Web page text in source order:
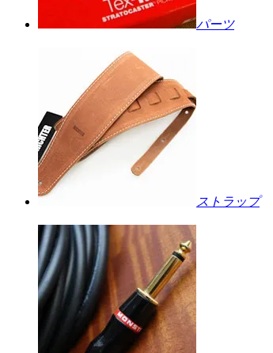
パーツ
ストラップ